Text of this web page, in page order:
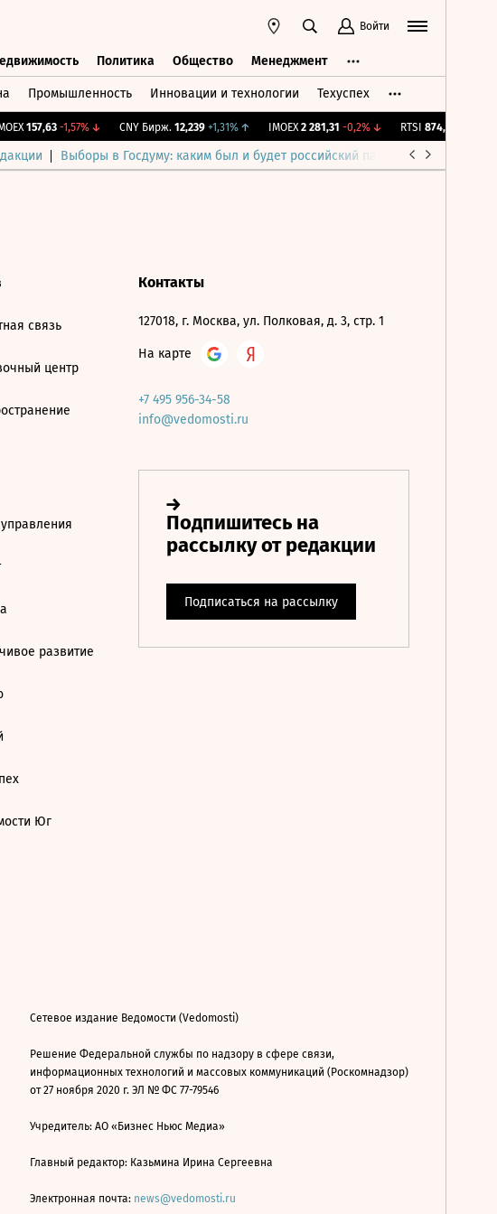
Войти
Политика Общество Менеджмент
Промышленность Инновации и технологии Техуспех
157,63 -1,57%↓ CNY Бирж. 12,239 +1,31%↑ IMOEX 2 281,31 -0,2%↓ RTSI 874,64
Выборы в Госдуму: каким был и будет российский парламент
связь
центр
развитие
Юг
Контакты
127018, г. Москва, ул. Полковая, д. 3, стр. 1
На карте
+7 495 956-34-58
info@vedomosti.ru
Сетевое издание Ведомости (Vedomosti)
Решение Федеральной службы по надзору в сфере связи,
информационных технологий и массовых коммуникаций (Роскомнадзор)
от 27 ноября 2020 г. ЭЛ № ФС 77-79546
Учредитель: АО «Бизнес Ньюс Медиа»
Главный редактор: Казьмина Ирина Сергеевна
Электронная почта: news@vedomosti.ru